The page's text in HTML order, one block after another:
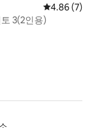
평점 4.86점
4.86 (7)
3(2인용)